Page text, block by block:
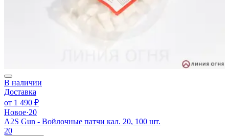
В наличии
Доставка
от 1 490 ₽
Новое·20
A2S Gun - Войлочные патчи кал. 20, 100 шт.
20